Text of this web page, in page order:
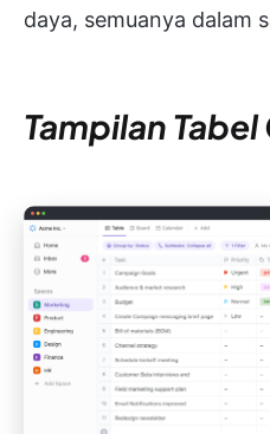
daya, semuanya dalam
Tampilan